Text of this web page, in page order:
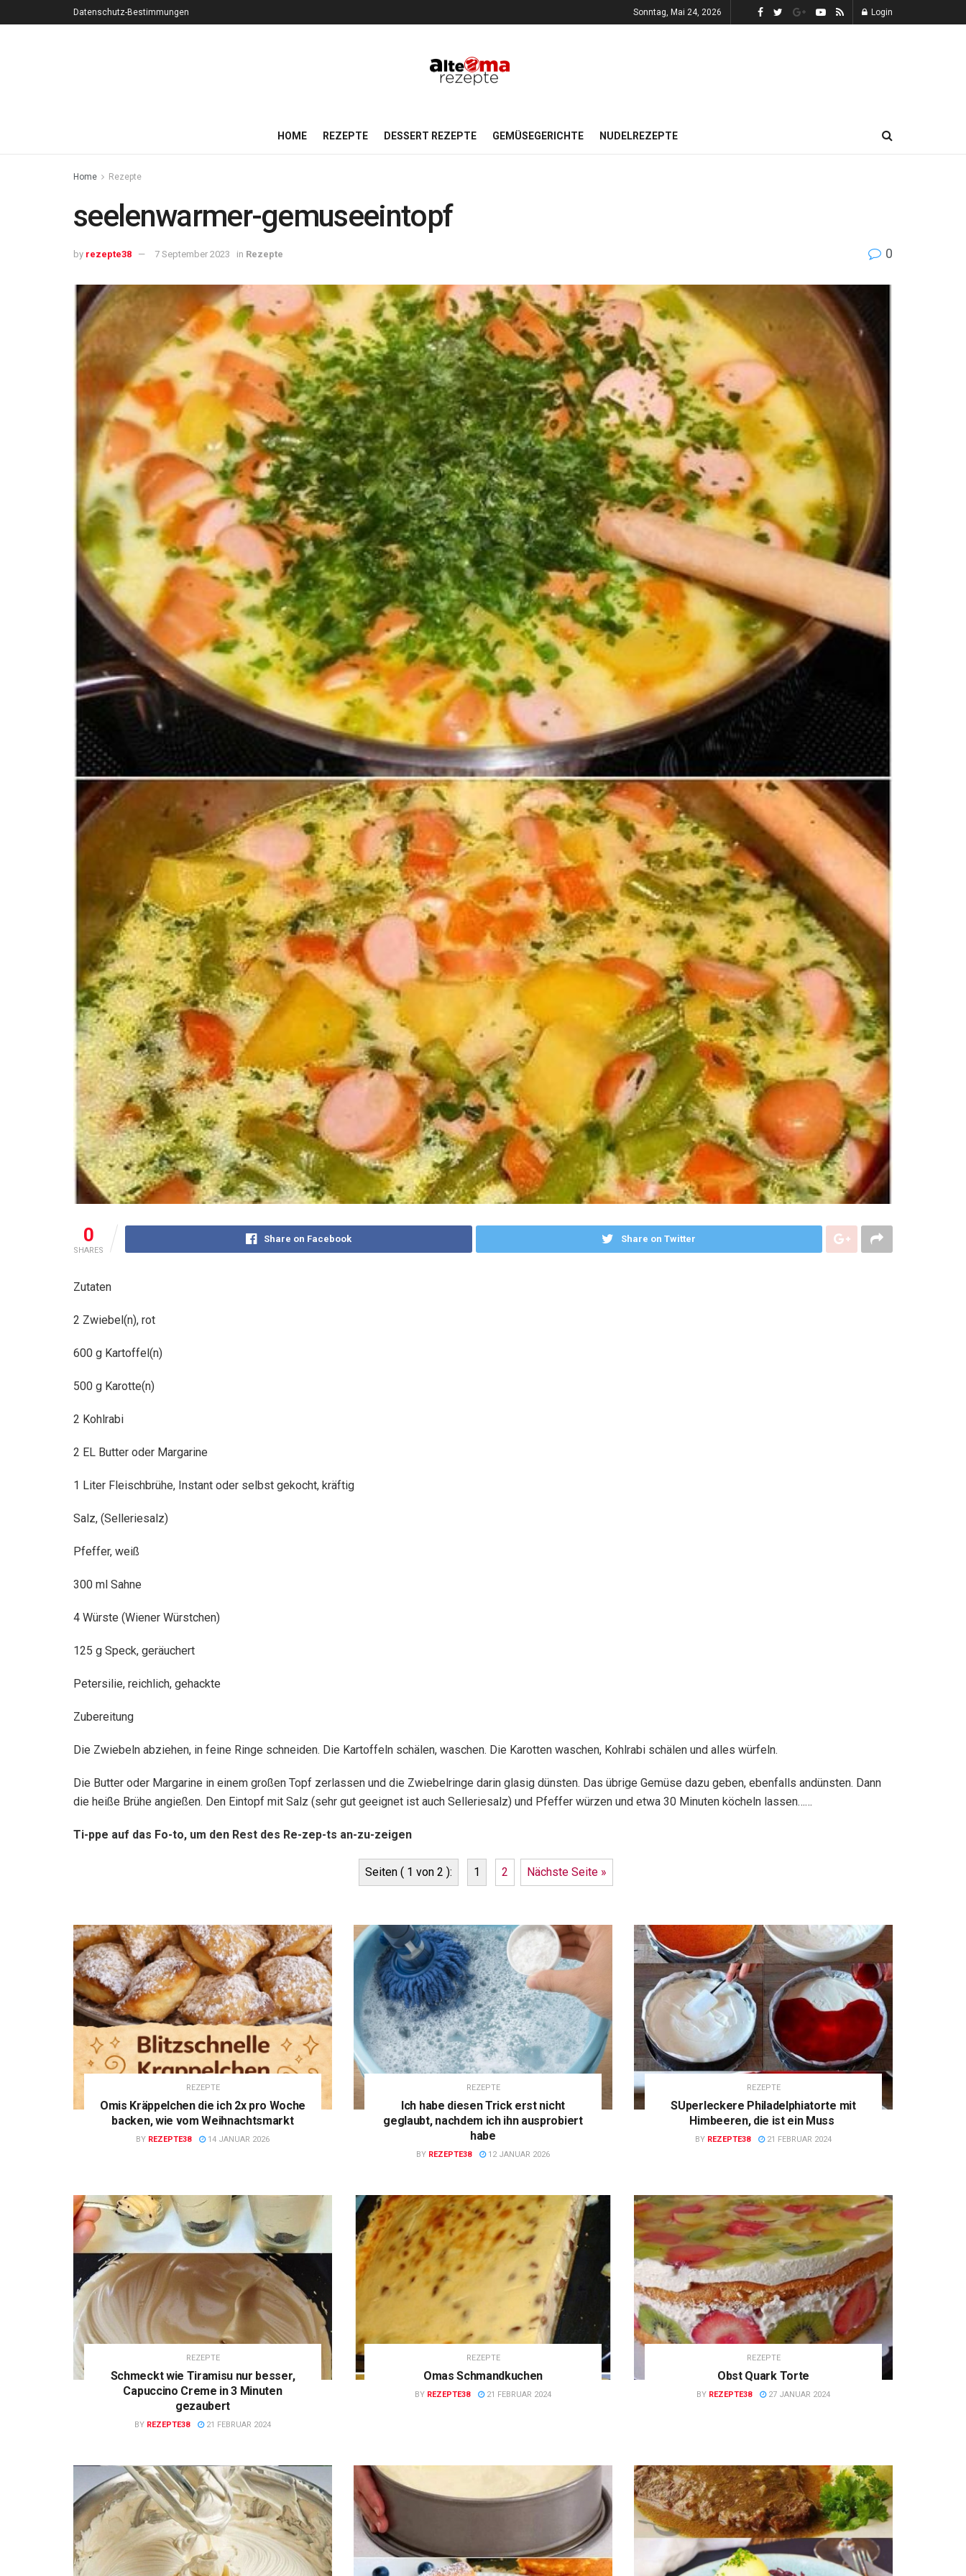
Datenschutz-Bestimmungen Sonntag, Mai 24, 2026 Login
HOME REZEPTE DESSERT REZEPTE GEMÜSEGERICHTE NUDELREZEPTE
Home Rezepte
seelenwarmer-gemuseeintopf
by rezepte38 7 September 2023 in Rezepte 0
0
SHARES
Share on Facebook Share on Twitter
Zutaten
2 Zwiebel(n), rot
600 g Kartoffel(n)
500 g Karotte(n)
2 Kohlrabi
2 EL Butter oder Margarine
1 Liter Fleischbrühe, Instant oder selbst gekocht, kräftig
Salz, (Selleriesalz)
Pfeffer, weiß
300 ml Sahne
4 Würste (Wiener Würstchen)
125 g Speck, geräuchert
Petersilie, reichlich, gehackte
Zubereitung
Die Zwiebeln abziehen, in feine Ringe schneiden. Die Kartoffeln schälen, waschen. Die Karotten waschen, Kohlrabi schälen und alles würfeln.
Die Butter oder Margarine in einem großen Topf zerlassen und die Zwiebelringe darin glasig dünsten. Das übrige Gemüse dazu geben, ebenfalls andünsten. Dann
die heiße Brühe angießen. Den Eintopf mit Salz (sehr gut geeignet ist auch Selleriesalz) und Pfeffer würzen und etwa 30 Minuten köcheln lassen……
Ti-ppe auf das Fo-to, um den Rest des Re-zep-ts an-zu-zeigen
Seiten ( 1 von 2 ): 1 2 Nächste Seite »
REZEPTE
Omis Kräppelchen die ich 2x pro Woche
backen, wie vom Weihnachtsmarkt
BY REZEPTE38 14 JANUAR 2026
REZEPTE
Ich habe diesen Trick erst nicht
geglaubt, nachdem ich ihn ausprobiert
habe
BY REZEPTE38 12 JANUAR 2026
REZEPTE
SUperleckere Philadelphiatorte mit
Himbeeren, die ist ein Muss
BY REZEPTE38 21 FEBRUAR 2024
REZEPTE
Schmeckt wie Tiramisu nur besser,
Capuccino Creme in 3 Minuten
gezaubert
BY REZEPTE38 21 FEBRUAR 2024
REZEPTE
Omas Schmandkuchen
BY REZEPTE38 21 FEBRUAR 2024
REZEPTE
Obst Quark Torte
BY REZEPTE38 27 JANUAR 2024